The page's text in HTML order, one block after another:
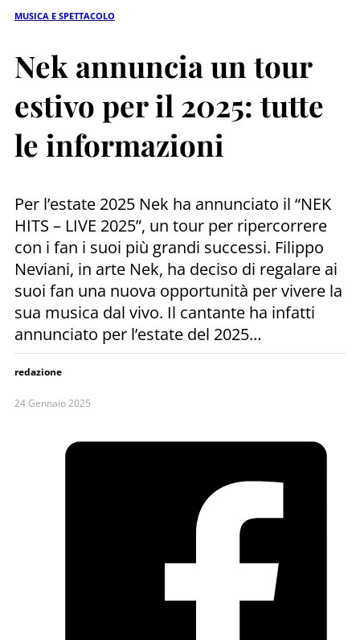
MUSICA E SPETTACOLO
Nek annuncia un tour
estivo per il 2025: tutte
le informazioni
Per l’estate 2025 Nek ha annunciato il “NEK
HITS – LIVE 2025”, un tour per ripercorrere
con i fan i suoi più grandi successi. Filippo
Neviani, in arte Nek, ha deciso di regalare ai
suoi fan una nuova opportunità per vivere la
sua musica dal vivo. Il cantante ha infatti
annunciato per l’estate del 2025…
redazione
24 Gennaio 2025